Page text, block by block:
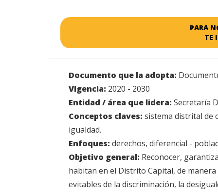
PARA
TE
Documento que la adopta:
Vigencia: 2020 - 2030
Entidad / área que lidera: Secretaría
Conceptos claves: sistema distrital de
igualdad.
Enfoques: derechos, diferencial -
Objetivo general: Reconocer,
habitan en el Distrito Capital, de
evitables de la discriminación, la